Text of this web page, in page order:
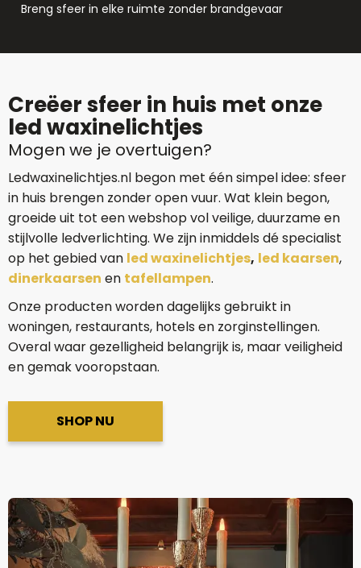
Breng sfeer in elke ruimte zonder brandgevaar
Creëer sfeer in huis met onze
led waxinelichtjes
Mogen we je overtuigen?
Ledwaxinelichtjes.nl begon met één simpel idee: sfeer
in huis brengen zonder open vuur. Wat klein begon,
groeide uit tot een webshop vol veilige, duurzame en
stijlvolle ledverlichting. We zijn inmiddels dé specialist
op het gebied van led waxinelichtjes, led kaarsen,
dinerkaarsen en tafellampen.
Onze producten worden dagelijks gebruikt in
woningen, restaurants, hotels en zorginstellingen.
Overal waar gezelligheid belangrijk is, maar veiligheid
en gemak vooropstaan.
SHOP NU